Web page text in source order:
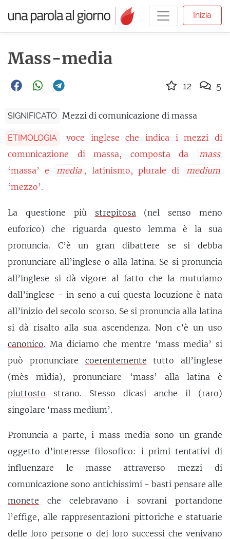
Inizia
Mass-media
SIGNIFICATO Mezzi di comunicazione di massa
ETIMOLOGIA
voce inglese che indica i mezzi di
comunicazione di massa, composta da
mass
‘massa’ e
media , latinismo, plurale di
medium
‘mezzo’.
La questione più strepitosa (nel senso meno
euforico) che riguarda questo lemma è la sua
pronuncia. C’è un gran dibattere se si debba
pronunciare all’inglese o alla latina. Se si pronuncia
all’inglese si dà vigore al fatto che la mutuiamo
dall’inglese - in seno a cui questa locuzione è nata
all’inizio del secolo scorso. Se si pronuncia alla latina
si dà risalto alla sua ascendenza. Non c’è un uso
canonico. Ma diciamo che mentre ‘mass media’ si
può pronunciare coerentemente tutto all’inglese
(mès mìdia), pronunciare ‘mass’ alla latina è
piuttosto strano. Stesso dicasi anche il (raro)
singolare ‘mass medium’.
Pronuncia a parte, i mass media sono un grande
oggetto d’interesse filosofico: i primi tentativi di
influenzare le masse attraverso mezzi di
comunicazione sono antichissimi - basti pensare alle
monete che celebravano i sovrani portandone
l’effige, alle rappresentazioni pittoriche e statuarie
delle loro persone o dei loro successi che venivano
12 5